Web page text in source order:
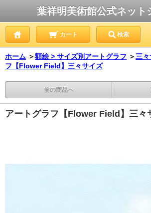
葉祥明美術館公式ネット
カート 検索
ホーム ＞額絵 > サイズ別アートグラフ ＞ 三
フ【Flower Field】三々サイズ
前の商品へ
アートグラフ【Flower Field】三々